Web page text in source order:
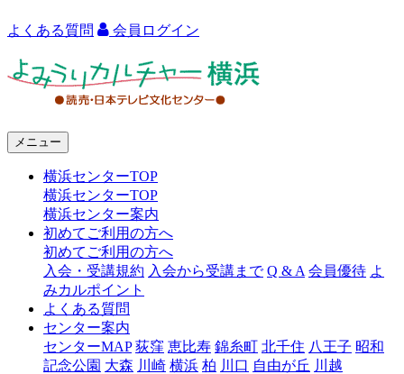
よくある質問 会員ログイン
ャ
浜
メニュー
横浜センターTOP
横浜センターTOP
横浜センター案内
初めてご利用の方へ
初めてご利用の方へ
入会・受講規約 入会から受講まで Q & A 会員優待 よ
みカルポイント
よくある質問
センター案内
センターMAP 荻窪 恵比寿 錦糸町 北千住 八王子 昭和
記念公園 大森 川崎 横浜 柏 川口 自由が丘 川越